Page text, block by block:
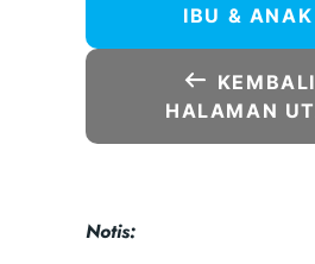
IBU & ANAK
HALAMAN
Notis: